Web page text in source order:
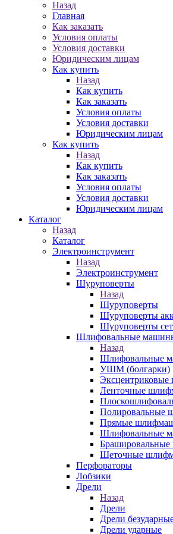
Назад
Главная
Как заказать
Условия оплаты
Условия доставки
Юридическим лицам
Как купить
Назад
Как купить
Как заказать
Условия оплаты
Условия доставки
Юридическим лицам
Как купить
Назад
Как купить
Как заказать
Условия оплаты
Условия доставки
Юридическим лицам
Каталог
Назад
Каталог
Электроинструмент
Назад
Электроинструмент
Шуруповерты
Назад
Шуруповерты
Шуруповерты
Шуруповерты
Шлифовальные
Назад
Шлифовальные
УШМ (болгарки)
Ленточные
Полировальные
Прямые
Шлифовальные
Щеточные
Перфораторы
Лобзики
Дрели
Назад
Дрели
Дрели
Дрели ударные